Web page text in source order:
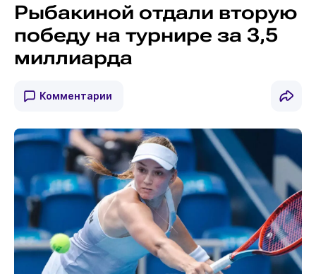
Рыбакиной отдали вторую
победу на турнире за 3,5
миллиарда
Комментарии